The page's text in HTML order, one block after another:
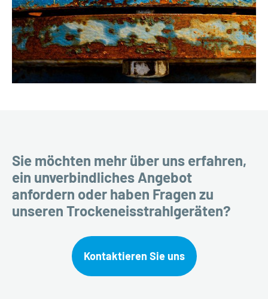
Sie möchten mehr über uns erfahren,
ein unverbindliches Angebot
anfordern oder haben Fragen zu
unseren Trockeneisstrahlgeräten?
Kontaktieren Sie uns